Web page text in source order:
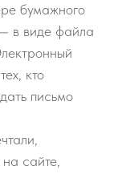
бумажного
в виде файла
кто
письмо
сайте,